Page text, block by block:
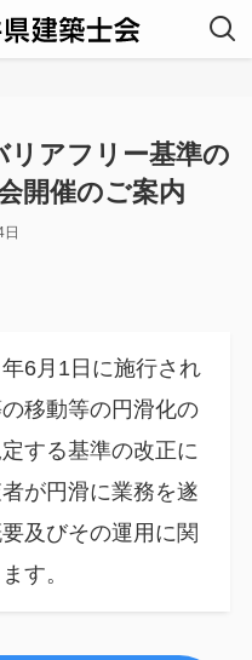
リアフリー基準の
開催のご案内
6月1日に施行され
移動等の円滑化の
する基準の改正に
が円滑に業務を遂
及びその運用に関
す。